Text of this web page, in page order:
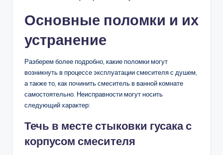
Основные поломки и их
устранение
Разберем более подробно, какие поломки могут
возникнуть в процессе эксплуатации смесителя с душем,
а также то, как починить смеситель в ванной комнате
самостоятельно. Неисправности могут носить
следующий характер:
Течь в месте стыковки гусака с
корпусом смесителя